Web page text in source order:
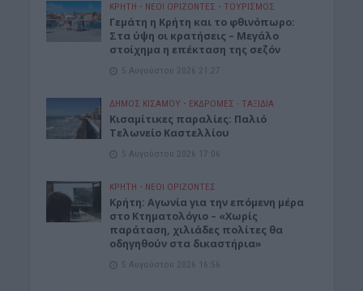
ΚΡΗΤΗ • ΝΕΟΙ ΟΡΙΖΟΝΤΕΣ • ΤΟΥΡΙΣΜΟΣ
Γεμάτη η Κρήτη και το φθινόπωρο:
Στα ύψη οι κρατήσεις – Μεγάλο
στοίχημα η επέκταση της σεζόν
5 Αυγούστου 2026 21:27
ΔΉΜΟΣ ΚΙΣΆΜΟΥ • ΕΚΔΡΟΜΈΣ - ΤΑΞΊΔΙΑ
Kισαμίτικες παραλίες: Παλιό
Τελωνείο Καστελλίου
5 Αυγούστου 2026 17:06
ΚΡΗΤΗ • ΝΕΟΙ ΟΡΙΖΟΝΤΕΣ
Kρήτη: Αγωνία για την επόμενη μέρα
στο Κτηματολόγιο – «Χωρίς
παράταση, χιλιάδες πολίτες θα
οδηγηθούν στα δικαστήρια»
5 Αυγούστου 2026 16:56